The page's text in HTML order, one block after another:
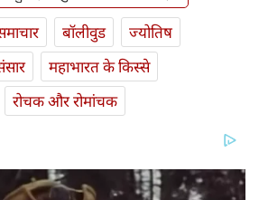
बॉलीवुड
ज्योतिष
महाभारत के किस्से
रोचक और रोमांचक